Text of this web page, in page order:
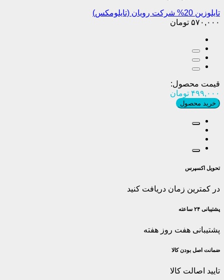
تایلوزین 20% شرکت رویان (تایلومکس)
۵۷۰,۰۰۰ تومان
قیمت محصول:
۴۹۹,۰۰۰ تومان
خرید محصول
تحویل اکسپرس
در کمترین زمان دریافت کنید
پشتیبانی ۲۴ ساعته
پشتیبانی هفت روز هفته
ضمانت اصل‌ بودن کالا
تایید اصالت کالا